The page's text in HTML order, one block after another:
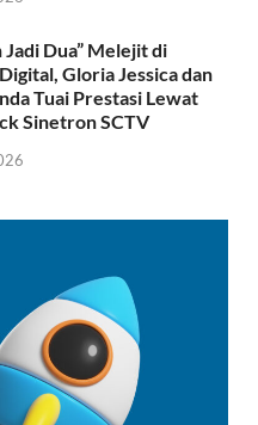
Jadi Dua” Melejit di
Gloria Jessica dan
Tuai Prestasi Lewat
Sinetron SCTV